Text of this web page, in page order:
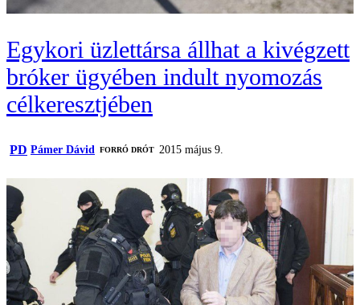
Egykori üzlettársa állhat a kivégzett
bróker ügyében indult nyomozás
célkeresztjében
PD Pámer Dávid FORRÓ DRÓT 2015 május 9.